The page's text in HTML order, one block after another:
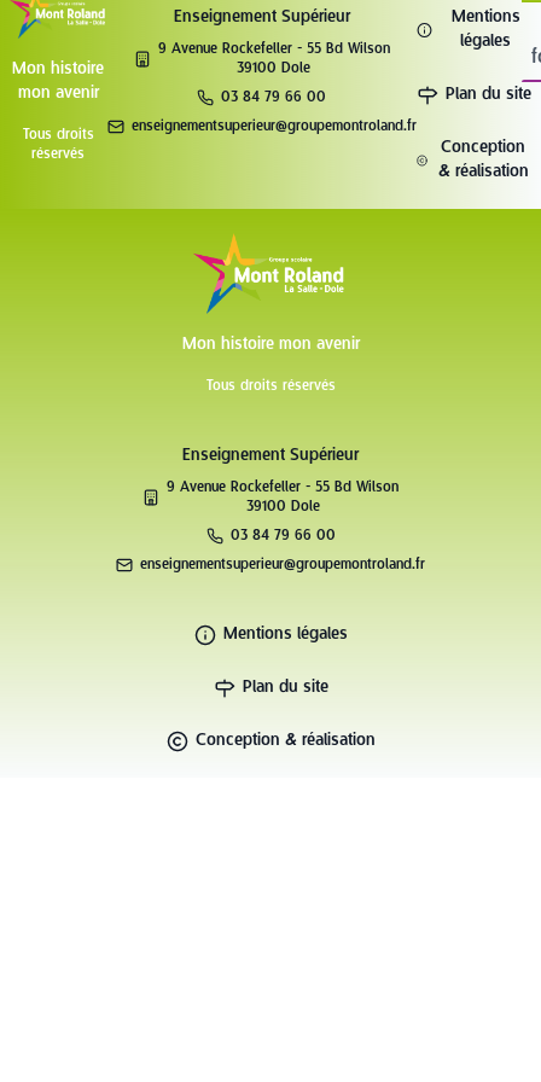
Mon histoire
mon avenir
Tous droits
réservés
Enseignement Supérieur
9 Avenue Rockefeller - 55 Bd Wilson
39100 Dole
03 84 79 66 00
enseignementsuperieur@groupemontroland.fr
Mentions
légales
Plan du site
Conception
& réalisation
Mon histoire mon avenir
Tous droits réservés
Enseignement Supérieur
9 Avenue Rockefeller - 55 Bd Wilson
39100 Dole
03 84 79 66 00
enseignementsuperieur@groupemontroland.fr
Mentions légales
Plan du site
Conception & réalisation